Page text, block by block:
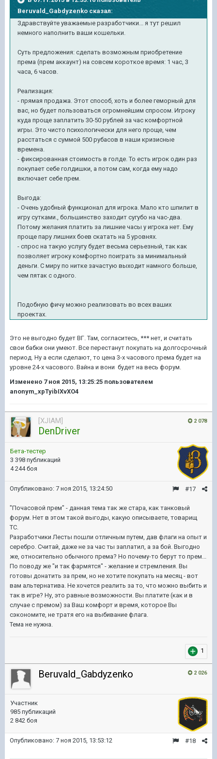
Beruvald_Gabdyzenko сказал:
Здравствуйте уважаемые разработчики... я тут решил
немного наполнить ваши кошельки.
Суть предложения: сделать возможным приобретение
према (прем аккаунт) на совсем короткое время: 1 час, 3
часа, 6 часов.
Реализация:
- прямая продажа. Этот способ, хоть и более геморный для
вас, но будет пользоваться огромнейшим спросом. Игроку
куда проще заплатить 30-50 рублей за час комфортной
игры. Это чисто психологически для него проще, чем
расстаться с суммой 500 рубасов в наши кризисные
времена.
- фиксированная стоимость в голде. То есть игрок один раз
покупает себе голдишки, а потом сам, когда ему надо
включает себе прем.
Выгода:
- Очень удобный функционал для игрока. Мало кто шпилит в
игру сутками., большинство заходит сугубо на час-два.
Потому желания платить за лишние часы у игрока нет. Ему
проще пару лишних боев скатать на 5 уровнях.
- спрос на такую услугу будет весьма серьезный, так как
позволяет игроку комфортно поиграть за минимальный
деньги. С миру по нитке зачастую выходит намного больше,
чем пятак с одного.
Подобную фичу можно реализовать во всех ваших
проектах.
Это не выгодно будет ВГ. Там, согласитесь, *** нет, и считать
свои бабки они умеют. Все перестанут покупать на долгосрочный
период. Ну а если сделают, то цена 3-х часового према будет на
уровне 24-х часового. Вайна и вони будет на весь форум.
Изменено 7 ноя 2015, 13:25:25 пользователем
anonym_xpTyibIXvXO4
2 078
[XJIAM]
DenDriver
Бета-тестер
3 398 публикаций
4 244 боя
#17
Опубликовано: 7 ноя 2015, 13:24:50
"Почасовой прем" - данная тема так же стара, как танковый
форум. Нет в этом такой выгоды, какую описываете, товарищ
ТС.
Разработчики Лесты пошли отличным путем, дав флаги на опыт и
серебро. Считай, даже не за час ты заплатил, а за бой. Выгодно
же, относительно обычного према? Но почему-то берут то прем...
По поводу же "и так фармятся" - желание и стремления. Вы
готовы донатить за прем, но не хотите покупать на месяц - вот
вам альтернатива. Не хочется реалить за то, что можно выбить и
так в игре? Ну, это равные возможности. Вы платите (как и в
случае с премом) за Ваш комфорт и время, которое Вы
сэкономите, не тратя его на выбивание флага.
Тема не нужна.
1
2 026
Beruvald_Gabdyzenko
Участник
985 публикаций
2 842 боя
#18
Опубликовано: 7 ноя 2015, 13:53:12